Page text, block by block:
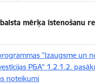
mērķa īstenošanu
"Izaugsme un
P&A" 1.2.1.2.
noteikumi